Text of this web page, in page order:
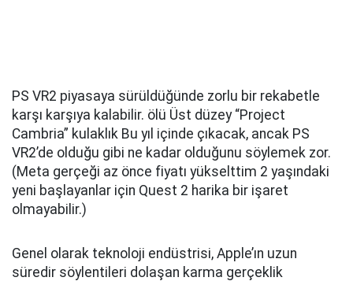
PS VR2 piyasaya sürüldüğünde zorlu bir rekabetle
karşı karşıya kalabilir. ölü Üst düzey “Project
Cambria” kulaklık Bu yıl içinde çıkacak, ancak PS
VR2’de olduğu gibi ne kadar olduğunu söylemek zor.
(Meta gerçeği az önce fiyatı yükselttim 2 yaşındaki
yeni başlayanlar için Quest 2 harika bir işaret
olmayabilir.)
Genel olarak teknoloji endüstrisi, Apple’ın uzun
süredir söylentileri dolaşan karma gerçeklik